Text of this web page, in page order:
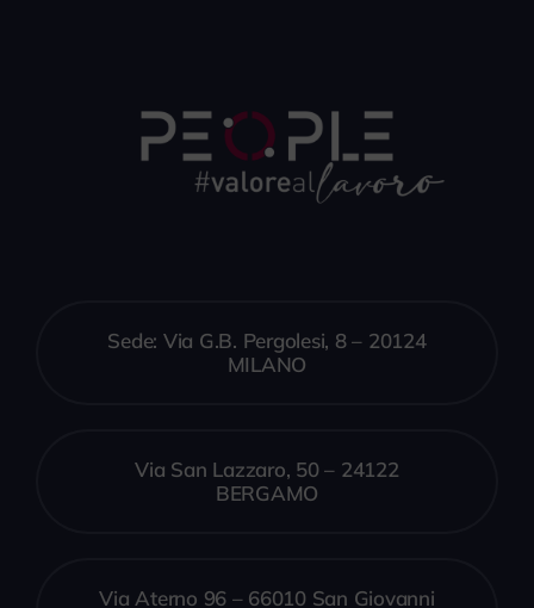
Sede: Via G.B. Pergolesi, 8 – 20124
MILANO
Via San Lazzaro, 50 – 24122
BERGAMO
Via Aterno 96 – 66010 San Giovanni